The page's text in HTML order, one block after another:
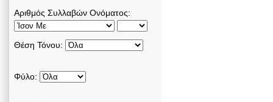
Αριθμός Συλλαβών Ονόματος:
Θέση Τόνου:
Φύλο: